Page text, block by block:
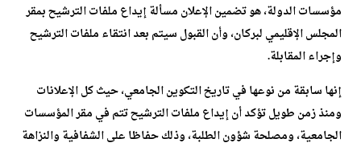
مؤسسات الدولة، هو تضمين الإعلان مسألة إيداع ملفات الترشيح بمقر
المجلس الإقليمي لبركان، وأن القبول سيتم بعد انتقاء ملفات الترشيح
وإجراء المقابلة.
إنها سابقة من نوعها في تاريخ التكوين الجامعي، حيث كل الإعلانات
ومنذ زمن طويل تؤكد أن إيداع ملفات الترشيح تتم في مقر المؤسسات
الجامعية، ومصلحة شؤون الطلبة، وذلك حفاظا على الشفافية والنزاهة